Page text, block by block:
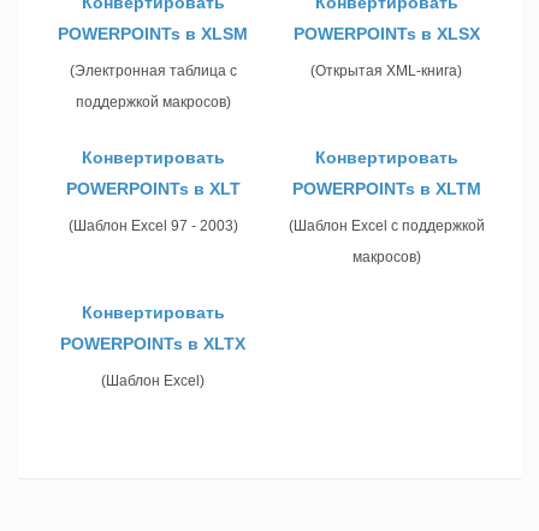
POWERPOINTs в XLSM
(Электронная таблица с
поддержкой макросов)
POWERPOINTs в XLSX
(Открытая XML-книга)
Конвертировать
POWERPOINTs в XLT
(Шаблон Excel 97 - 2003)
Конвертировать
POWERPOINTs в XLTM
(Шаблон Excel с поддержкой
макросов)
Конвертировать
POWERPOINTs в XLTX
(Шаблон Excel)